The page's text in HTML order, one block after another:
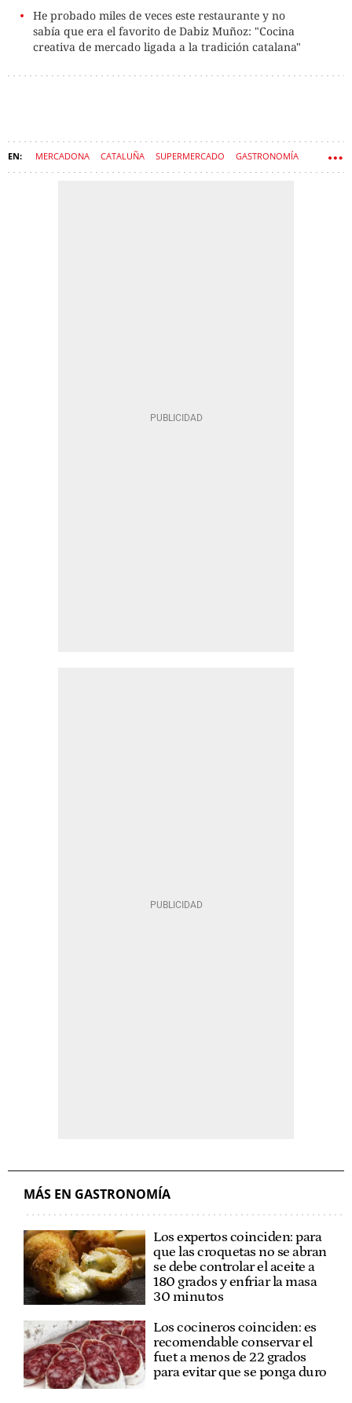
He probado miles de veces este restaurante y no
sabía que era el favorito de Dabiz Muñoz: "Cocina
creativa de mercado ligada a la tradición catalana"
MERCADONA CATALUÑA SUPERMERCADO GASTRONOMÍA
MÁS EN GASTRONOMÍA
Los expertos coinciden: para
que las croquetas no se abran
se debe controlar el aceite a
180 grados y enfriar la masa
30 minutos
Los cocineros coinciden: es
recomendable conservar el
fuet a menos de 22 grados
para evitar que se ponga duro